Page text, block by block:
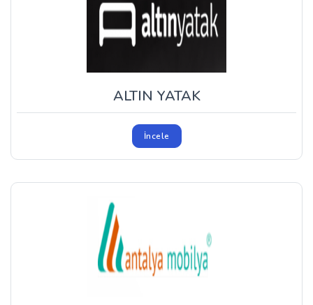
ALTIN YATAK
İncele